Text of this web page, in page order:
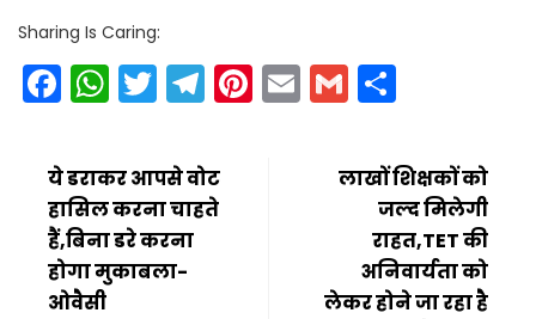
Sharing Is Caring:
Facebook
WhatsApp
Twitter
Telegram
Pinterest
EmailGmail
ये डराकर आपसे वोट
हासिल करना चाहते
हैं,बिना डरे करना
होगा मुकाबला-
ओवैसी
लाखों शिक्षकों को
जल्द मिलेगी
राहत,TET की
अनिवार्यता को
लेकर होने जा रहा है